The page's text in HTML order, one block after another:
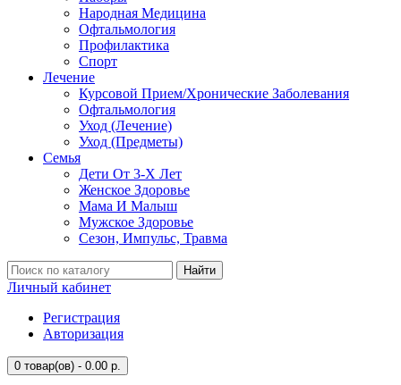
Народная Медицина
Офтальмология
Профилактика
Спорт
Лечение
Курсовой Прием/Хронические Заболевания
Офтальмология
Уход (Лечение)
Уход (Предметы)
Семья
Дети От 3-Х Лет
Женское Здоровье
Мама И Малыш
Мужское Здоровье
Сезон, Импульс, Травма
Найти
Личный кабинет
Регистрация
Авторизация
0 товар(ов) - 0.00 р.